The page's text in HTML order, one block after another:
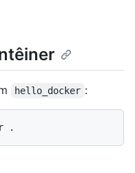
hello_docker :